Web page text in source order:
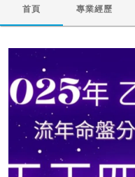
首頁 專業經歷